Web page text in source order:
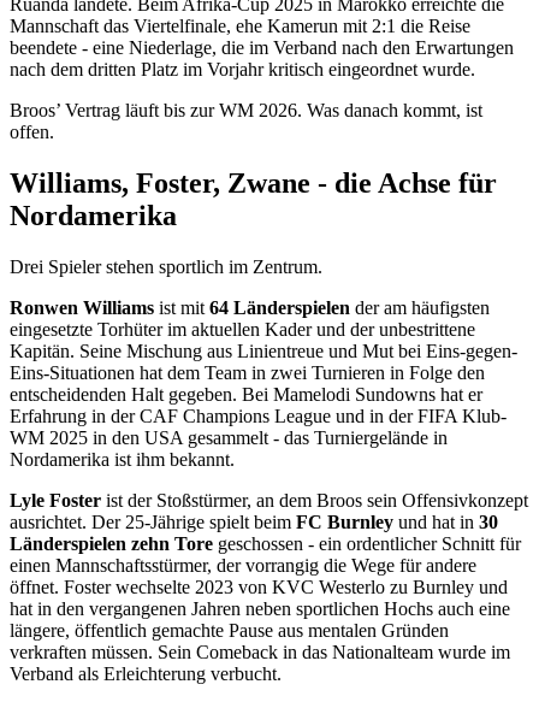
Ruanda landete. Beim Afrika-Cup 2025 in Marokko erreichte die
Mannschaft das Viertelfinale, ehe Kamerun mit 2:1 die Reise
beendete - eine Niederlage, die im Verband nach den Erwartungen
nach dem dritten Platz im Vorjahr kritisch eingeordnet wurde.
Broos’ Vertrag läuft bis zur WM 2026. Was danach kommt, ist
offen.
Williams, Foster, Zwane - die Achse für
Nordamerika
Drei Spieler stehen sportlich im Zentrum.
Ronwen Williams ist mit 64 Länderspielen der am häufigsten
eingesetzte Torhüter im aktuellen Kader und der unbestrittene
Kapitän. Seine Mischung aus Linientreue und Mut bei Eins-gegen-
Eins-Situationen hat dem Team in zwei Turnieren in Folge den
entscheidenden Halt gegeben. Bei Mamelodi Sundowns hat er
Erfahrung in der CAF Champions League und in der FIFA Klub-
WM 2025 in den USA gesammelt - das Turniergelände in
Nordamerika ist ihm bekannt.
Lyle Foster ist der Stoßstürmer, an dem Broos sein Offensivkonzept
ausrichtet. Der 25-Jährige spielt beim FC Burnley und hat in 30
Länderspielen zehn Tore geschossen - ein ordentlicher Schnitt für
einen Mannschaftsstürmer, der vorrangig die Wege für andere
öffnet. Foster wechselte 2023 von KVC Westerlo zu Burnley und
hat in den vergangenen Jahren neben sportlichen Hochs auch eine
längere, öffentlich gemachte Pause aus mentalen Gründen
verkraften müssen. Sein Comeback in das Nationalteam wurde im
Verband als Erleichterung verbucht.